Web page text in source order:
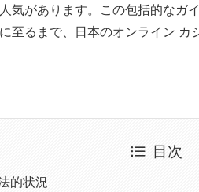
気があります。この包括的なガ
至るまで、日本のオンライン
目次
的状況